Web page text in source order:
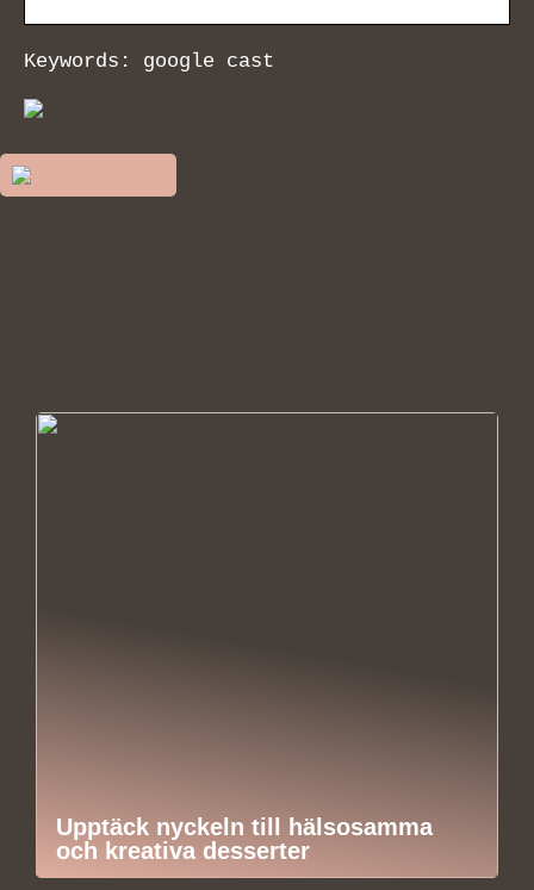
Keywords: google cast
Upptäck nyckeln till hälsosamma
och kreativa desserter